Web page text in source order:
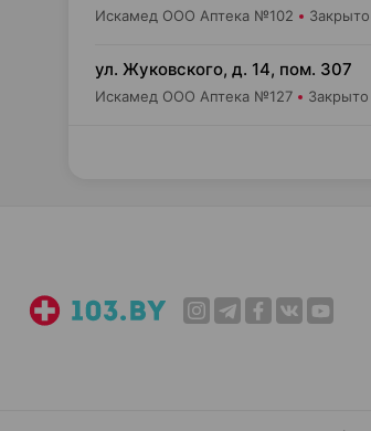
Искамед ООО Аптека №102 Закрыто
ул. Жуковского, д. 14, пом. 307
Искамед ООО Аптека №127 Закрыто